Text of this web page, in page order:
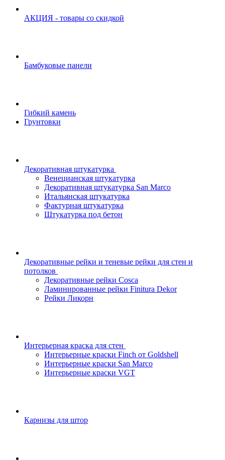
АКЦИЯ - товары со скидкой
Бамбуковые панели
Гибкий камень
Грунтовки
Декоративная штукатурка
Венецианская штукатурка
Декоративная штукатурка San Marco
Итальянская штукатурка
Фактурная штукатурка
Штукатурка под бетон
Декоративные рейки и теневые рейки для стен и
потолков
Декоративные рейки Cosca
Ламинированные рейки Finitura Dekor
Рейки Ликорн
Интерьерная краска для стен
Интерьерные краски Finch от Goldshell
Интерьерные краски San Marco
Интерьерные краски VGT
Карнизы для штор